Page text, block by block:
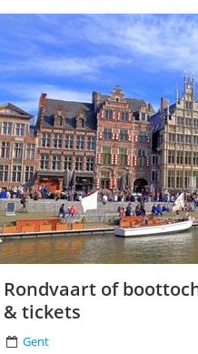
Rondvaart of
& tickets
Gent